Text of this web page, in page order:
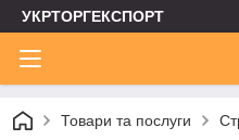
УКРТОРГЕКСПОРТ
Товари та послуги